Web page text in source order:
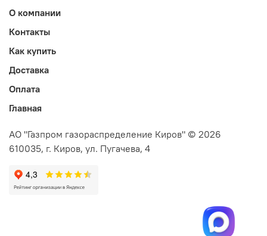
О компании
Контакты
Как купить
Доставка
Оплата
Главная
АО "Газпром газораспределение Киров" © 2026
610035, г. Киров, ул. Пугачева, 4